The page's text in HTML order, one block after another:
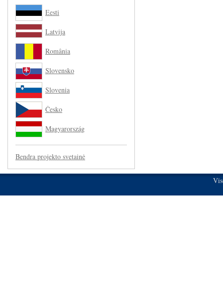
Eesti
Latvija
România
Slovensko
Slovenia
Česko
Magyarország
Bendra projekto svetainė